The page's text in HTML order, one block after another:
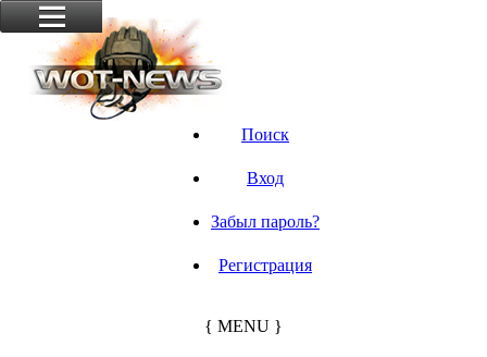
Поиск
Вход
Забыл пароль?
Регистрация
{ MENU }